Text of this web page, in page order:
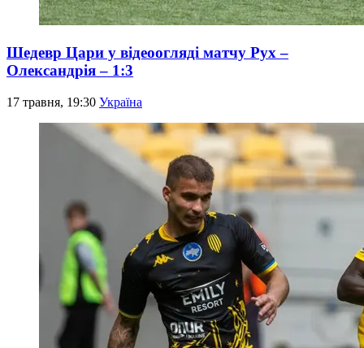
Шедевр Цари у відеоогляді матчу Рух –
Олександрія – 1:3
17 травня, 19:30 Україна